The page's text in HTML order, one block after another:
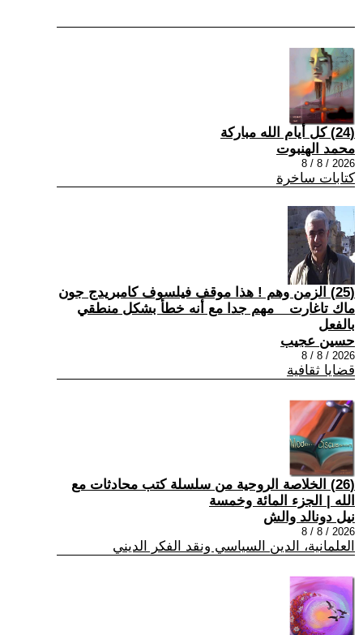
(24) كل أيام الله مباركة
محمد الهنبوت
2026 / 8 / 8
كتابات ساخرة
(25) الزمن وهم ! هذا موقف فيلسوف كامبريدج جون
ماك تاغارت _ مهم جدا مع أنه خطأ بشكل منطقي
بالفعل
حسين عجيب
2026 / 8 / 8
قضايا ثقافية
(26) الخلاصة الروحية من سلسلة كتب محادثات مع
الله | الجزء المائة وخمسة
نيل دونالد والش
2026 / 8 / 8
العلمانية، الدين السياسي ونقد الفكر الديني